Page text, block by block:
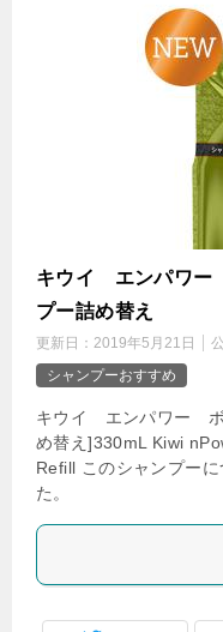
キウイ エンパワ
プー詰め替え
更新日： 2019年5月21日
シャンプーおすすめ
キウイ エンパワー
め替え]330mL Kiwi
Refill このシャンプー
た。